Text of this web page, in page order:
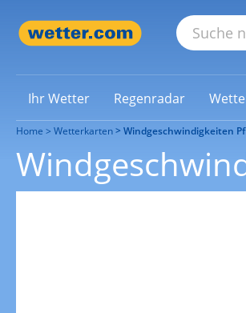
Ihr Wetter Regenradar
Home Wetterkarten Windgeschwindigkeiten